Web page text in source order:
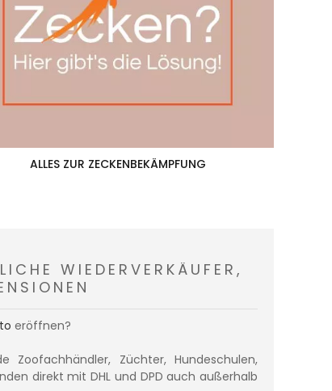
ALLES ZUR ZECKENBEKÄMPFUNG
WIEDERVERKÄUFER, Z
eröffnen?
Züchter, Hundeschulen,
direkt mit DHL und DPD auch außerhalb